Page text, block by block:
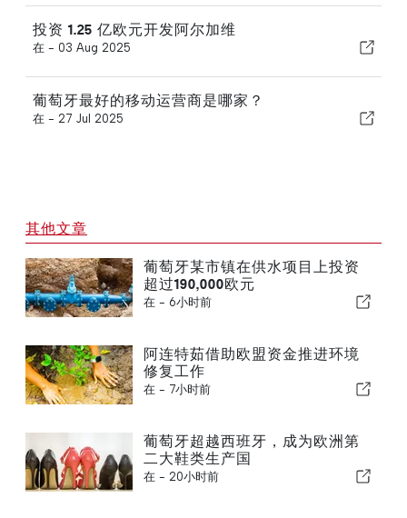
投资 1.25 亿欧元开发阿尔加维
在 - 03 Aug 2025
葡萄牙最好的移动运营商是哪家？
在 - 27 Jul 2025
其他文章
葡萄牙某市镇在供水项目上投资
超过190,000欧元
在 - 6小时前
阿连特茹借助欧盟资金推进环境
修复工作
在 - 7小时前
葡萄牙超越西班牙，成为欧洲第
二大鞋类生产国
在 - 20小时前